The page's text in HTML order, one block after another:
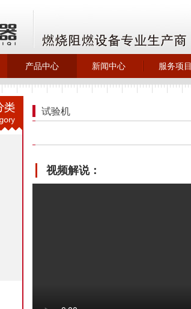
产品中心 新闻中心 服务项目
> 自主产品_燃烧
橡胶塑料检测
>自主产品_试验
机试验箱
> 最新动态
>行业动态
> 维修服务
试验机
视频解说：